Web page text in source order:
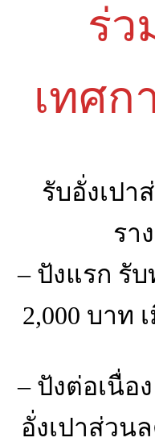
ร่ว
เทศก
รับอั่งเปา
รา
– ปังแรก รั
2,000 บาท
– ปังต่อเนื่อ
อั่งเปาส่วน